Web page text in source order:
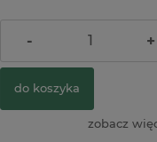
34,00 zł
- +
do koszyka
zobacz